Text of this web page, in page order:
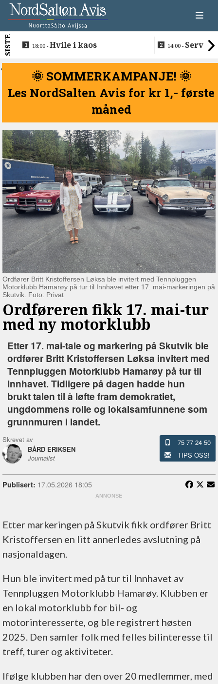
SISTE 18:00 -Hvile i kaos 14:00 -
beboerne
<
🌞 SOMMERKAMPANJE! 🌞
Les NordSalten Avis for kr 1,- første
måned
Ordfører Britt Kristoffersen Løksa ble invitert med Tennpluggen
Motorklubb Hamarøy på tur til Innhavet etter 17. mai-markeringen på
Skutvik. Foto: Privat
Ordføreren fikk 17. mai-tur
med ny motorklubb
Etter 17. mai-tale og markering på Skutvik ble
ordfører Britt Kristoffersen Løksa invitert med
Tennpluggen Motorklubb Hamarøy på tur til
Innhavet. Tidligere på dagen hadde hun
brukt talen til å løfte fram demokratiet,
ungdommens rolle og lokalsamfunnene som
grunnmuren i landet.
Skrevet av
BÅRD ERIKSEN
Journalist
75 77 24 50
TIPS OSS!
Publisert: 17.05.2026 18:05
Etter markeringen på Skutvik fikk ordfører Britt
Kristoffersen en litt annerledes avslutning på
nasjonaldagen.
Hun ble invitert med på tur til Innhavet av
Tennpluggen Motorklubb Hamarøy. Klubben er
en lokal motorklubb for bil- og
motorinteresserte, og ble registrert høsten
2025. Den samler folk med felles bilinteresse til
treff, turer og aktiviteter.
Ifølge klubben har den over 20 medlemmer, med